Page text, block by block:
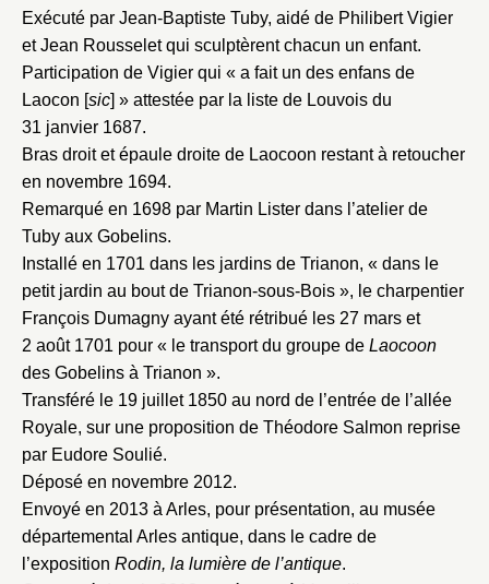
Exécuté par Jean-Baptiste Tuby, aidé de Philibert Vigier
et Jean Rousselet qui sculptèrent chacun un enfant.
Participation de Vigier qui « a fait un des enfans de
Laocon [sic] » attestée par la liste de Louvois du
31 janvier 1687.
Bras droit et épaule droite de Laocoon restant à retoucher
en novembre 1694.
Remarqué en 1698 par Martin Lister dans l’atelier de
Tuby aux Gobelins.
Installé en 1701 dans les jardins de Trianon, « dans le
petit jardin au bout de Trianon-sous-Bois », le charpentier
François Dumagny ayant été rétribué les 27 mars et
2 août 1701 pour « le transport du groupe de Laocoon
des Gobelins à Trianon ».
Transféré le 19 juillet 1850 au nord de l’entrée de l’allée
Royale, sur une proposition de Théodore Salmon reprise
par Eudore Soulié.
Déposé en novembre 2012.
Envoyé en 2013 à Arles, pour présentation, au musée
départemental Arles antique, dans le cadre de
l’exposition Rodin, la lumière de l’antique.